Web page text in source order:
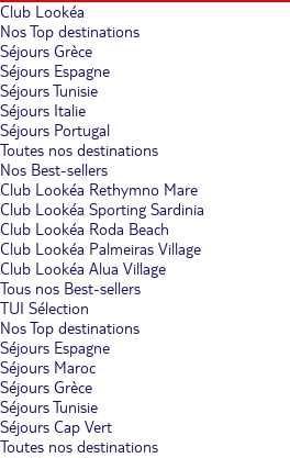
Club Lookéa
Nos Top destinations
Séjours Grèce
Séjours Espagne
Séjours Tunisie
Séjours Italie
Séjours Portugal
Toutes nos destinations
Nos Best-sellers
Club Lookéa Rethymno Mare
Club Lookéa Sporting Sardinia
Club Lookéa Roda Beach
Club Lookéa Palmeiras Village
Club Lookéa Alua Village
Tous nos Best-sellers
TUI Sélection
Nos Top destinations
Séjours Espagne
Séjours Maroc
Séjours Grèce
Séjours Tunisie
Séjours Cap Vert
Toutes nos destinations